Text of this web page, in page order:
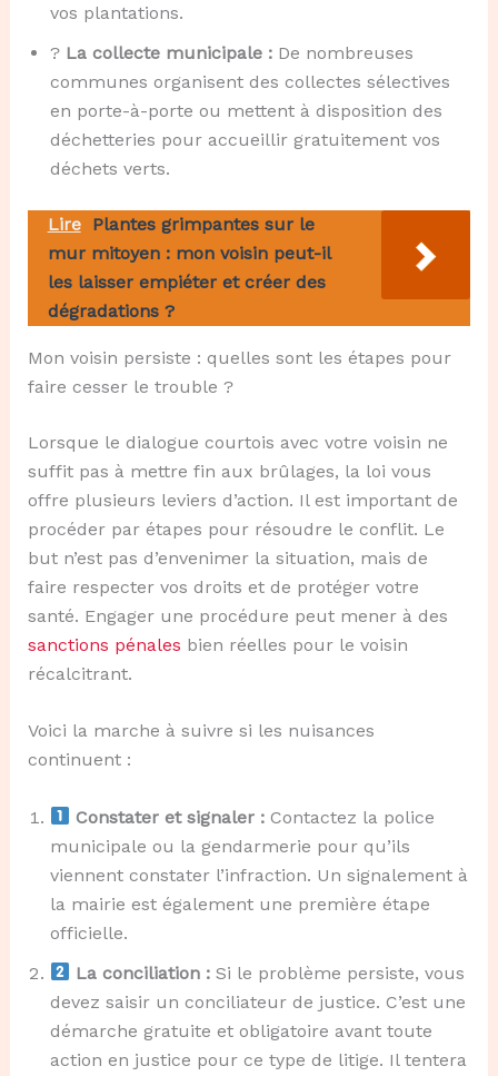
vos plantations.
? La collecte municipale :De nombreuses
communes organisent des collectes sélectives
en porte-à-porte ou mettent à disposition des
déchetteries pour accueillir gratuitement vos
déchets verts.
Lire Plantes grimpantes sur le
mur mitoyen : mon voisin peut-il
les laisser empiéter et créer des
dégradations ?
Mon voisin persiste : quelles sont les étapes pour
faire cesser le trouble ?
Lorsque le dialogue courtois avec votre voisin ne
suffit pas à mettre fin aux brûlages, la loi vous
offre plusieurs leviers d’action. Il est important de
procéder par étapes pour résoudre le conflit. Le
but n’est pas d’envenimer la situation, mais de
faire respecter vos droits et de protéger votre
santé. Engager une procédure peut mener à des
sanctions pénales bien réelles pour le voisin
récalcitrant.
Voici la marche à suivre si les nuisances
continuent :
Constater et signaler :Contactez la police
municipale ou la gendarmerie pour qu’ils
viennent constater l’infraction. Un signalement à
la mairie est également une première étape
officielle.
La conciliation :Si le problème persiste, vous
devez saisir un conciliateur de justice. C’est une
démarche gratuite et obligatoire avant toute
action en justice pour ce type de litige. Il tentera